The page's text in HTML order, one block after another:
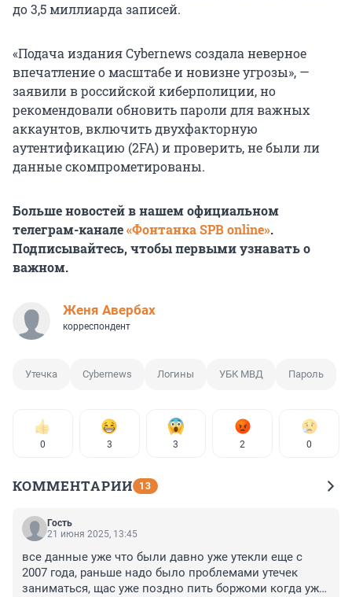
до 3,5 миллиарда записей.
«Подача издания Cybernews создала неверное
впечатление о масштабе и новизне угрозы», —
заявили в российской киберполиции, но
рекомендовали обновить пароли для важных
аккаунтов, включить двухфакторную
аутентификацию (2FA) и проверить, не были ли
данные скомпрометированы.
Больше новостей в нашем официальном
телеграм-канале«Фонтанка SPB online».
Подписывайтесь, чтобы первыми узнавать о
важном.
Женя Авербах
корреспондент
Утечка Cybernews Логины УБК МВД Пароль
0 3 3 2 0
КОММЕНТАРИИ 13
Гость
21 июня 2025, 13:45
все данные уже что были давно уже утекли еще с
2007 года, раньше надо было проблемами утечек
заниматься, щас уже поздно пить боржоми когда уже